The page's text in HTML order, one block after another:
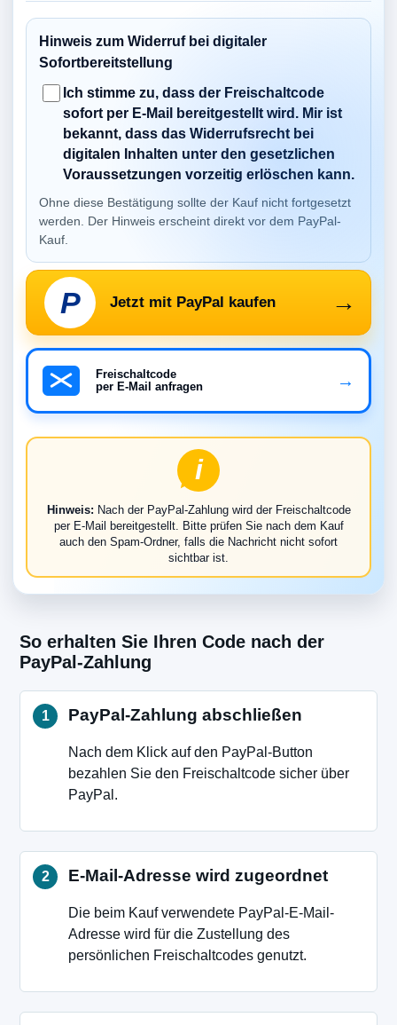
Hinweis zum Widerruf bei digitaler
Sofortbereitstellung
Ich stimme zu, dass der Freischaltcode
sofort per E-Mail bereitgestellt wird. Mir ist
bekannt, dass das Widerrufsrecht bei
digitalen Inhalten unter den gesetzlichen
Voraussetzungen vorzeitig erlöschen kann.
Ohne diese Bestätigung sollte der Kauf nicht fortgesetzt
werden. Der Hinweis erscheint direkt vor dem PayPal-
Kauf.
P Jetzt mit PayPal kaufen →
Freischaltcode
per E-Mail anfragen
→
i
Hinweis: Nach der PayPal-Zahlung wird der Freischaltcode
per E-Mail bereitgestellt. Bitte prüfen Sie nach dem Kauf
auch den Spam-Ordner, falls die Nachricht nicht sofort
sichtbar ist.
So erhalten Sie Ihren Code nach der
PayPal-Zahlung
PayPal-Zahlung abschließen
Nach dem Klick auf den PayPal-Button
bezahlen Sie den Freischaltcode sicher über
PayPal.
E-Mail-Adresse wird zugeordnet
Die beim Kauf verwendete PayPal-E-Mail-
Adresse wird für die Zustellung des
persönlichen Freischaltcodes genutzt.